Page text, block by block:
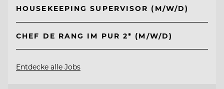
HOUSEKEEPING SUPERVISOR (M/W/D)
CHEF DE RANG IM PUR 2* (M/W/D)
Entdecke alle Jobs